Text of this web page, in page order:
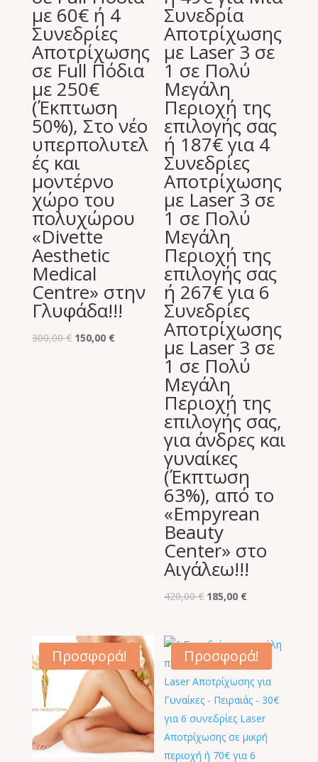
με 60€ ή 4
Συνεδρίες
Αποτρίχωσης
σε Full Πόδια
με 250€
(Έκπτωση
50%), Στο νέο
υπερπολυτελ
ές και
μοντέρνο
χώρο του
πολυχώρου
«Divette
Aesthetic
Medical
Centre» στην
Γλυφάδα!!!
300,00€ Original
150,00 €Η
Συνεδρία
Αποτρίχωσης
με Laser 3 σε
1 σε Πολύ
Μεγάλη
Περιοχή της
επιλογής σας
ή 187€ για 4
Συνεδρίες
Αποτρίχωσης
με Laser 3 σε
1 σε Πολύ
Μεγάλη
Περιοχή της
επιλογής σας
ή 267€ για 6
Συνεδρίες
Αποτρίχωσης
με Laser 3 σε
1 σε Πολύ
Μεγάλη
Περιοχή της
επιλογής σας,
για άνδρες και
γυναίκες
(Έκπτωση
63%), από το
«Empyrean
Beauty
Center» στο
Αιγάλεω!!!
420,00€ Original
420,00 €.
185,00 €
είναι:
185,00 €.
Προσφορά! Προσφορά!